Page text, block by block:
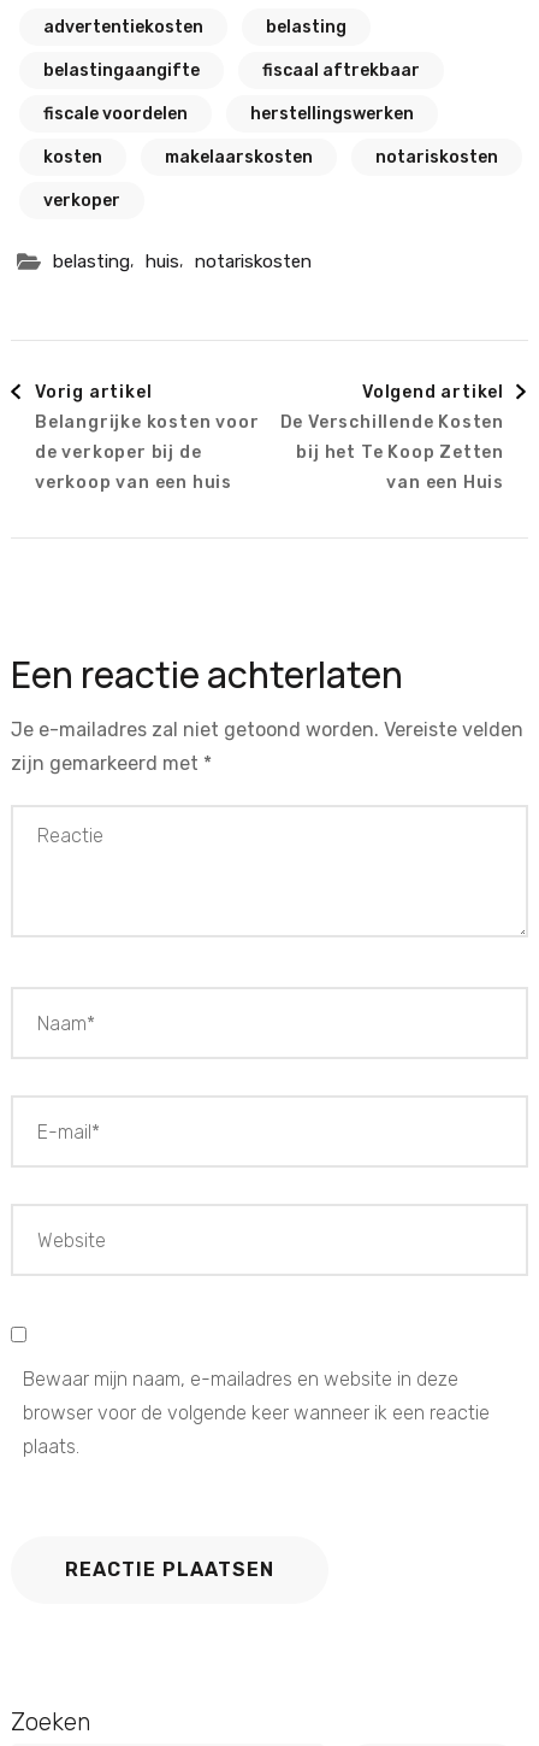
advertentiekosten belasting
belastingaangifte fiscaal aftrekbaar
fiscale voordelen herstellingswerken
kosten makelaarskosten notariskosten
verkoper
belasting, huis, notariskosten
Berichtnavigatie
Vorig artikel
Belangrijke kosten voor
de verkoper bij de
verkoop van een huis
Volgend artikel
De Verschillende Kosten
bij het Te Koop Zetten
van een Huis
Een reactie achterlaten
Je e-mailadres zal niet getoond worden. Vereiste velden
zijn gemarkeerd met *
Bewaar mijn naam, e-mailadres en website in deze
browser voor de volgende keer wanneer ik een reactie
plaats.
Zoeken